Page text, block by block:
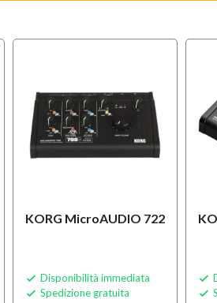
KORG MicroAUDIO 722
 Disponibilità immediata
 Spedizione gratuita

